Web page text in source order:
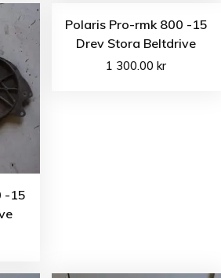
-15
Polaris Pro-rmk 800 -15
Drev Stora Beltdrive
1 300.00kr